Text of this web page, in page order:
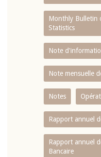
Monthly Bulletin
Statistics
Note
Note mensuelle
Notes
Rapport annuel
Rapport annuel
Bancaire